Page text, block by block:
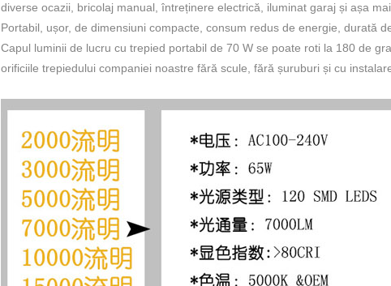
diverse ocazii, bricolaj manual, întreținere electrică, iluminat garaj și așa
Portabil, ușor, de dimensiuni compacte, consum redus de energie, durată
Capul luminii de lucru cu trepied portabil de 70 W se poate roti la 180 de
orificiile trepiedului companiei noastre fără scule, fără șuruburi și cu